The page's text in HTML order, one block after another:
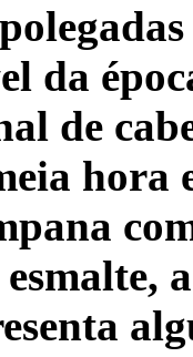
da
de
hora